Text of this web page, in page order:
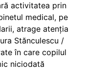
activitatea prin
medical, pe
atrage atenția
Stănculescu /
în care copilul
niciodată